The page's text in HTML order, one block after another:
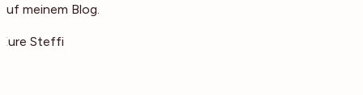
auf meinem Blog.
Eure Steffi